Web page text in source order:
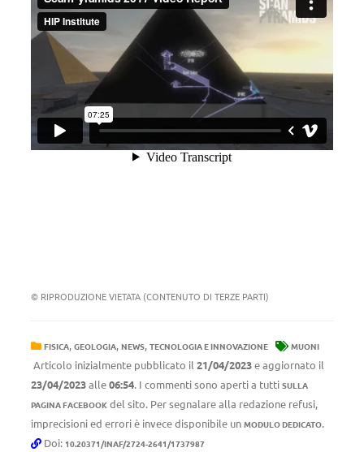
© RIPRODUZIONE VIETATA (CONTENUTO DI TERZE PARTI)
FISICA, GEOLOGIA, NEWS, TECNOLOGIA E INNOVAZIONE MUONI
Articolo inizialmente pubblicato il 21/04/2023e aggiornato il
23/04/2023alle06:54. I commenti sono aperti a tutti SULLA
PAGINA FACEBOOK del sito. Per segnalare alla redazione refusi,
imprecisioni ed errori è invece disponibile un MODULO DEDICATO.
Doi: 10.20371/INAF/2724-2641/1737987